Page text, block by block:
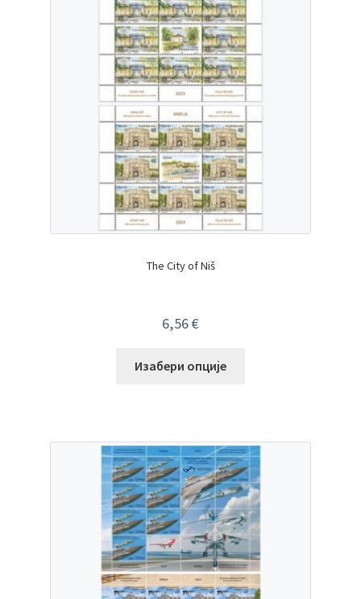
The City of Niš
6,56€
Изабери опције